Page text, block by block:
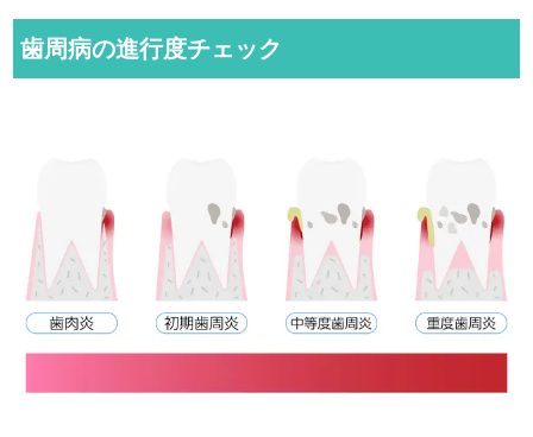
歯周病の進行度チェック